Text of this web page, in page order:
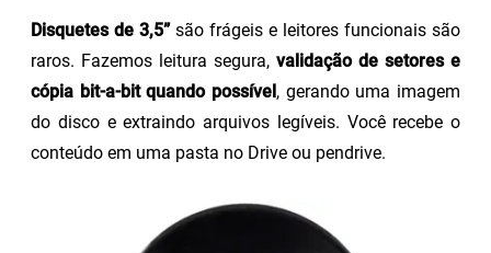
Disquetes de 3,5”são frágeis e leitores funcionais são
raros. Fazemos leitura segura, validação de setores e
cópia bit-a-bit quando possível, gerando uma imagem
do disco e extraindo arquivos legíveis. Você recebe o
conteúdo em uma pasta no Drive ou pendrive.